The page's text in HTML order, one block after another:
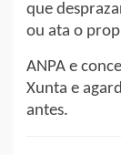
que
ou ata o
ANPA e
Xunta e
antes.